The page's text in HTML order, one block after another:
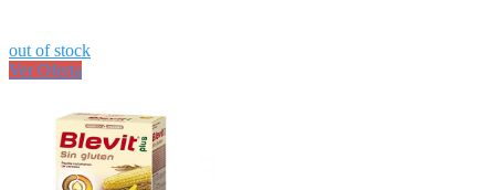
out of stock
Ver Oferta